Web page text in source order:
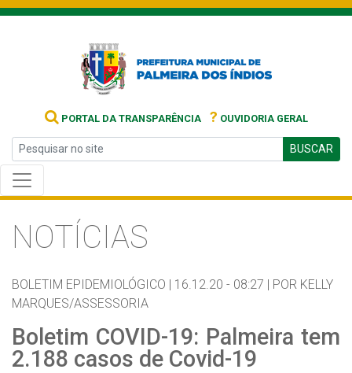
PORTAL DA TRANSPARÊNCIA ? OUVIDORIA GERAL
BUSCAR
NOTÍCIAS
BOLETIM EPIDEMIOLÓGICO | 16.12.20 - 08:27 | POR KELLY
MARQUES/ASSESSORIA
Boletim COVID-19: Palmeira tem
2.188 casos de Covid-19